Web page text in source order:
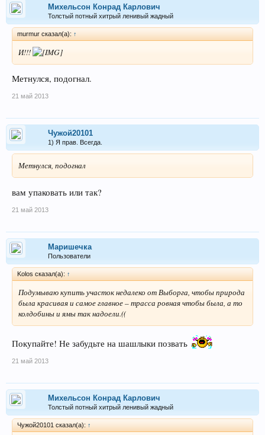
Михельсон Конрад Карлович
Толстый потный хитрый ленивый жадный
murmur сказал(а): ↑
И!!!
Метнулся, подогнал.
21 май 2013
Чужой20101
1) Я прав. Всегда.
Метнулся, подогнал
вам упаковать или так?
21 май 2013
Маришечка
Пользователи
Kolos сказал(а): ↑
Подумываю купить участок недалеко от Выборга, чтобы природа
была красивая и самое главное – трасса ровная чтобы была, а то
колдобины и ямы так надоели.((
Покупайте! Не забудьте на шашлыки позвать
21 май 2013
Михельсон Конрад Карлович
Толстый потный хитрый ленивый жадный
Чужой20101 сказал(а): ↑